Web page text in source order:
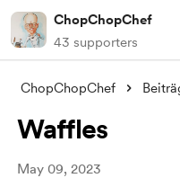
ChopChopChef
43 supporters
ChopChopChef
Waffles
May 09, 2023